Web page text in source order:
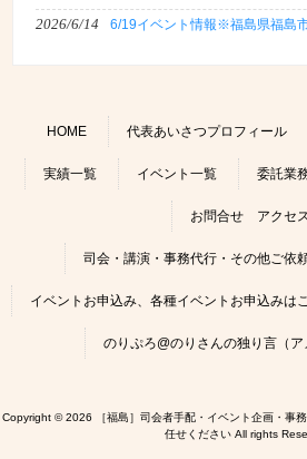
2026/6/14 6/19イベント情報※福島県福島
HOME 代表あいさつプロフィール
実績一覧 イベント一覧 委託業
お問合せ アクセ
司会・講演・事務代行・その他ご依
イベントお申込み、各種イベントお申込みは
のりぷろ@のりさんの独り言（ア
Copyright © 2026 ［福島］司会者手配・イベント企画・事
任せください All rights